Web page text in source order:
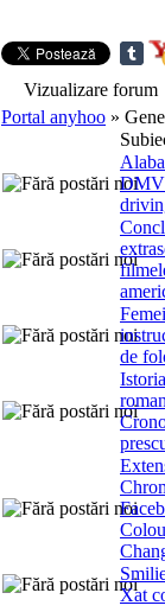
Vizualizare forum
Portal anyhoo »
DMV
de
Istoria
Xat